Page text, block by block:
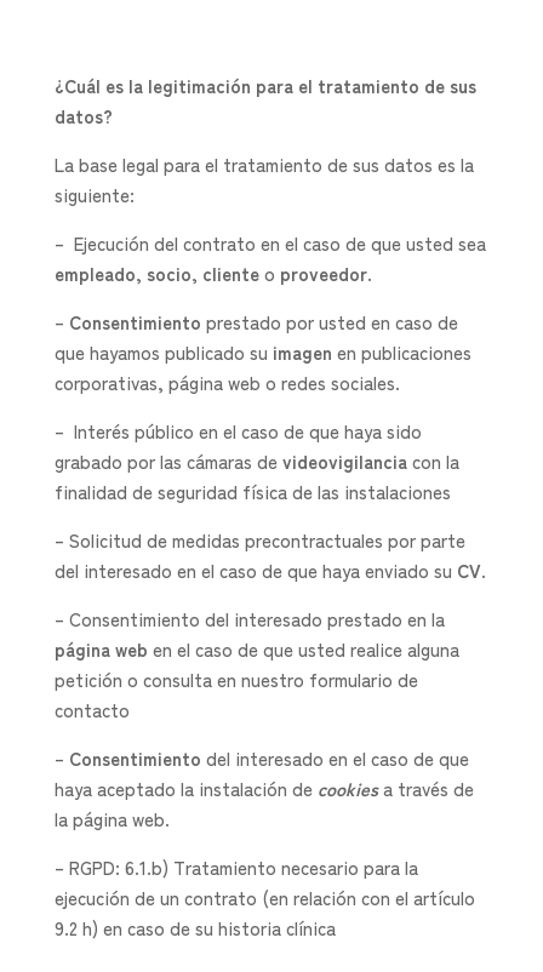
¿Cuál es la legitimación para el tratamiento de sus
datos?
La base legal para el tratamiento de sus datos es la
siguiente:
– Ejecución del contrato en el caso de que usted sea
empleado, socio, clienteo proveedor.
– Consentimiento prestado por usted en caso de
que hayamos publicado su imagen en publicaciones
corporativas, página web o redes sociales.
– Interés público en el caso de que haya sido
grabado por las cámaras devideovigilanciacon la
finalidad de seguridad física de las instalaciones
– Solicitud de medidas precontractuales por parte
del interesado en el caso de que haya enviado su CV.
– Consentimiento del interesado prestado en la
página web en el caso de que usted realice alguna
petición o consulta en nuestro formulario de
contacto
– Consentimiento del interesado en el caso de que
haya aceptado la instalación de cookiesa través de
la página web.
– RGPD: 6.1.b) Tratamiento necesario para la
ejecución de un contrato (en relación con el artículo
9.2 h) en caso de su historia clínica